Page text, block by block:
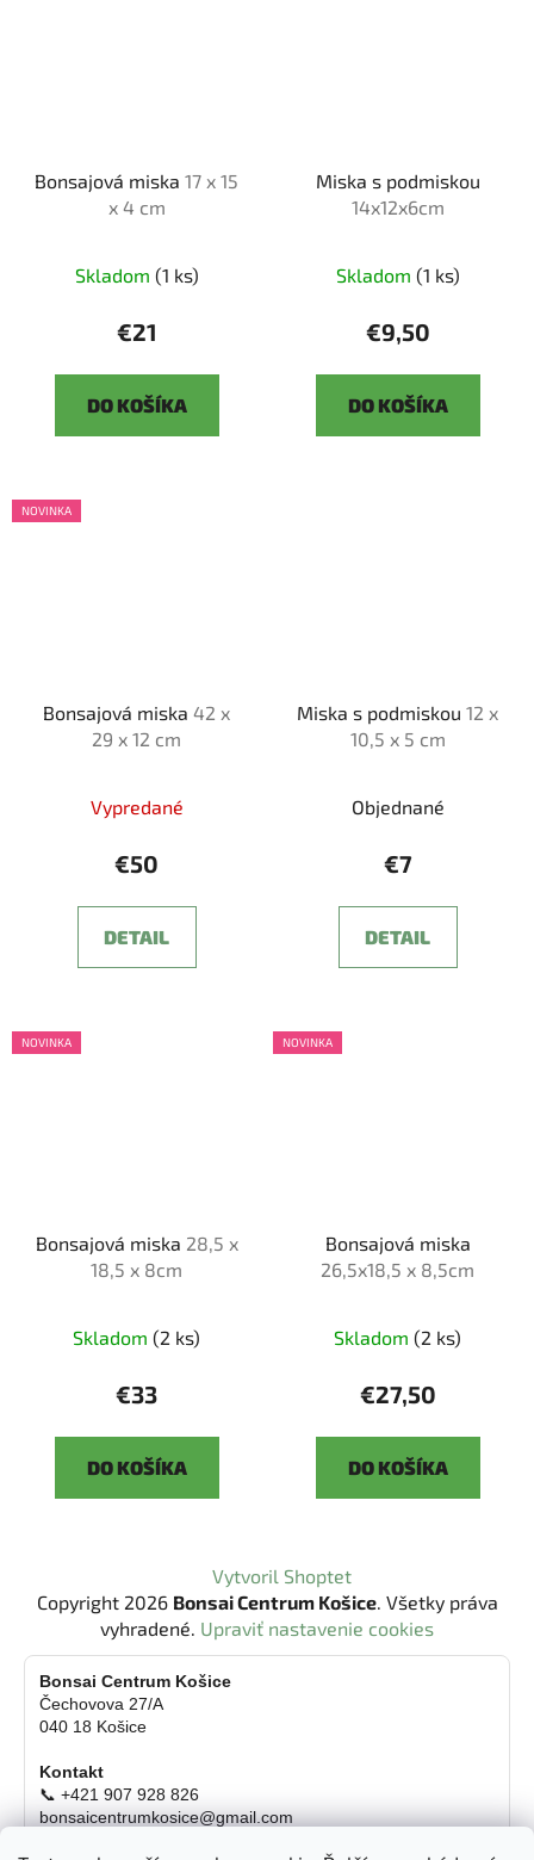
Bonsajová miska 17 x 15
x 4 cm
Skladom (1 ks)
€21
DO KOŠÍKA
Miska s podmiskou
14x12x6cm
Skladom (1 ks)
€9,50
DO KOŠÍKA
NOVINKA
Bonsajová miska 42 x
29 x 12 cm
Vypredané
€50
DETAIL
Miska s podmiskou 12 x
10,5 x 5 cm
Objednané
€7
DETAIL
NOVINKA
Bonsajová miska 28,5 x
18,5 x 8cm
Skladom (2 ks)
€33
DO KOŠÍKA
NOVINKA
Bonsajová miska
26,5x18,5 x 8,5cm
Skladom (2 ks)
€27,50
DO KOŠÍKA
Vytvoril Shoptet
Copyright 2026 Bonsai Centrum Košice. Všetky práva
vyhradené. Upraviť nastavenie cookies
Bonsai Centrum Košice
Čechovova 27/A
040 18 Košice
Kontakt
📞 +421 907 928 826
bonsaicentrumkosice@gmail.com